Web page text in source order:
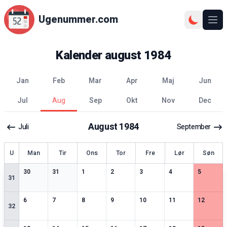
Ugenummer.com
Kalenderaugust 1984
jan feb mar apr maj
jun
jul
aug sep okt nov dec
Juli August1984 September
Uge Man Tir Ons Tor Fre Lør Søn
31
30
0særlige datoer
31
0særlige datoer
10 særlige datoer
2
0særlige datoer
3
0særlige datoer
4
0særlige datoer
5
0særlige
32
6
0særlige datoer
7
0særlige datoer
8
0særlige datoer
9
0særlige datoer
10
0særlige datoer
11
0særlige datoer
12
0særlige